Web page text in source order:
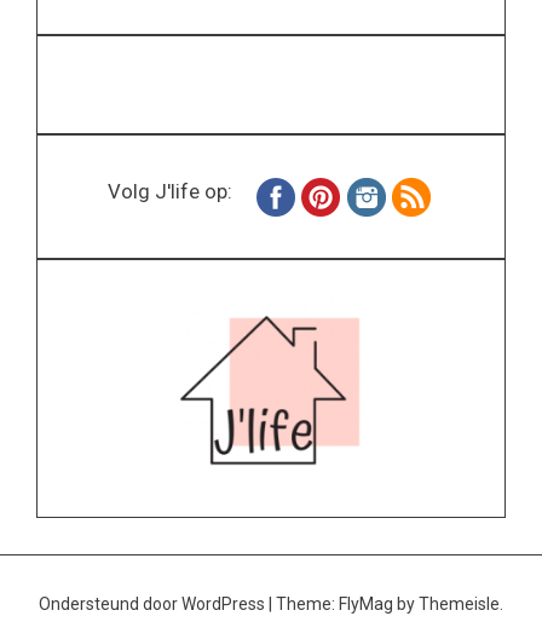
Volg J'life op:
Ondersteund door WordPress Theme: FlyMag by Themeisle.